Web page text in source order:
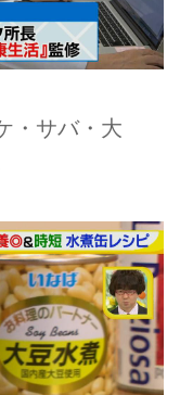
・サバ・大